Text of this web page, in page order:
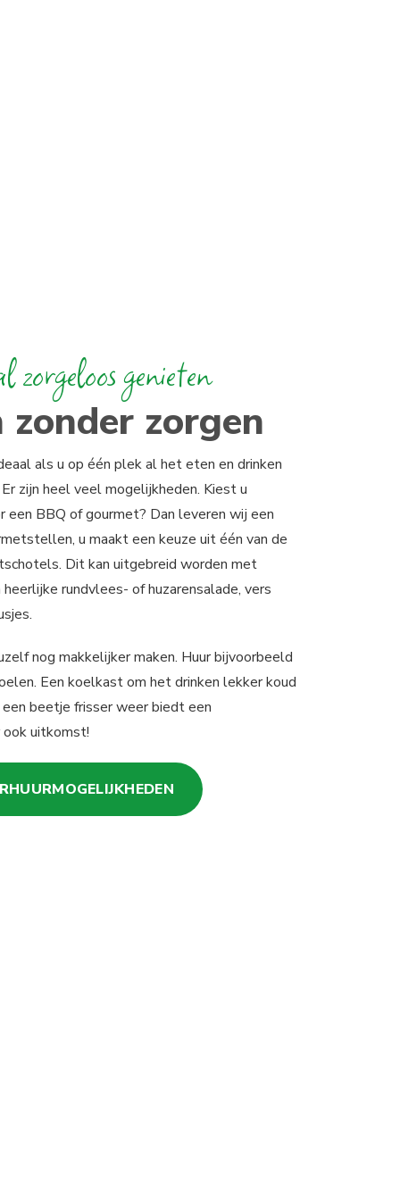
genieten
zonder zorgen
als u op één plek al het eten en drinken
zijn heel veel mogelijkheden. Kiest u
een BBQ of gourmet? Dan leveren wij een
u maakt een keuze uit één van de
Dit kan uitgebreid worden met
rundvlees- of huzarensalade, vers
nog makkelijker maken. Huur bijvoorbeeld
Een koelkast om het drinken lekker koud
een beetje frisser weer biedt een
uitkomst!